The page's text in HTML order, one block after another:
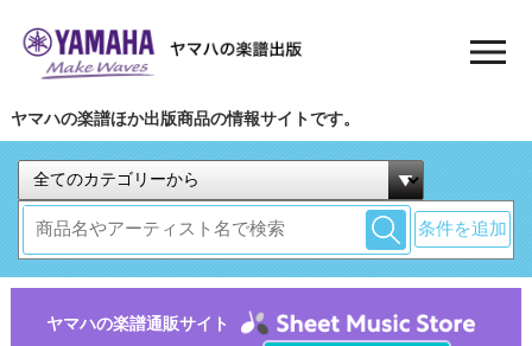
ヤマハの楽譜ほか出版商品の情報サイトです。
条件を追加
ヤマハの楽譜通販サイト